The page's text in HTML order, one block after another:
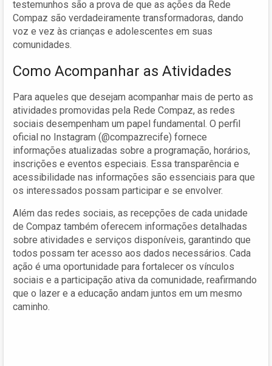
testemunhos são a prova de que as ações da Rede
Compaz são verdadeiramente transformadoras, dando
voz e vez às crianças e adolescentes em suas
comunidades.
Como Acompanhar as Atividades
Para aqueles que desejam acompanhar mais de perto as
atividades promovidas pela Rede Compaz, as redes
sociais desempenham um papel fundamental. O perfil
oficial no Instagram (@compazrecife) fornece
informações atualizadas sobre a programação, horários,
inscrições e eventos especiais. Essa transparência e
acessibilidade nas informações são essenciais para que
os interessados possam participar e se envolver.
Além das redes sociais, as recepções de cada unidade
de Compaz também oferecem informações detalhadas
sobre atividades e serviços disponíveis, garantindo que
todos possam ter acesso aos dados necessários. Cada
ação é uma oportunidade para fortalecer os vínculos
sociais e a participação ativa da comunidade, reafirmando
que o lazer e a educação andam juntos em um mesmo
caminho.